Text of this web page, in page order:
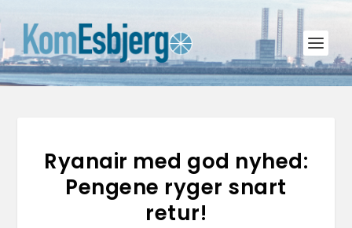
Ryanair med god nyhed:
Pengene ryger snart
retur!